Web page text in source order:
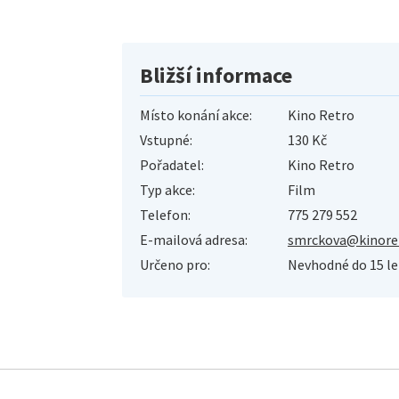
Bližší informace
Místo konání akce:
Kino Retro
Vstupné:
130 Kč
Pořadatel:
Kino Retro
Typ akce:
Film
Telefon:
775 279 552
E-mailová adresa:
Určeno pro:
Nevhodné do 15